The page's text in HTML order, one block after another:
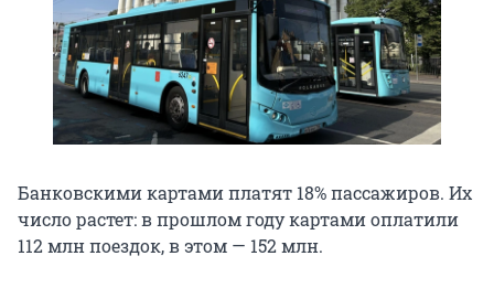
Банковскими картами платят 18% пассажиров. Их
число растет: в прошлом году картами оплатили
112 млн поездок, в этом — 152 млн.